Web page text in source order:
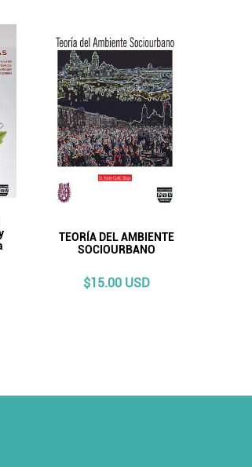
TEORÍA DEL AMBIENTE
SOCIOURBANO
$15.00 USD